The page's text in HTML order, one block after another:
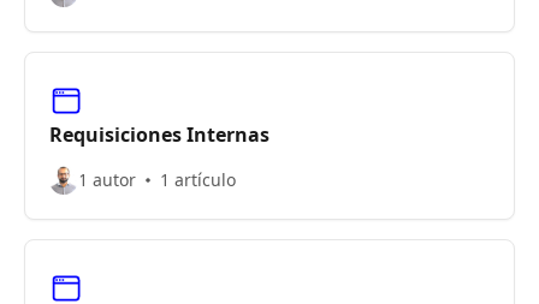
Requisiciones Internas
1 autor 1 artículo